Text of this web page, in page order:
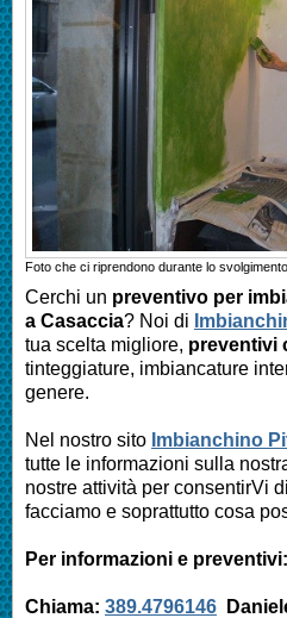
Foto che ci riprendono durante lo
Cerchi un preventivo per
a Casaccia? Noi di
tua scelta migliore, preventivi
tinteggiature, imbiancature
genere.
Nel nostro sito Imbianchino
tutte le informazioni sulla
nostre attività per consentirVi
facciamo e soprattutto cosa
Per informazioni
Chiama: 389.4796146